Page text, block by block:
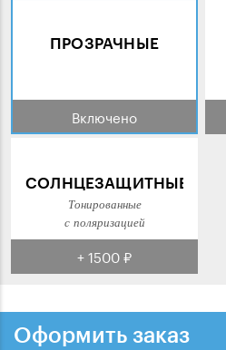
ПРОЗРАЧНЫЕ
Включено
СОЛНЦЕЗАЩИТНЫЕ
Тонированные
с поляризацией
+ 1500 ₽
Оформить заказ